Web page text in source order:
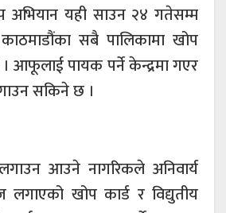
अभियान यही साउन २४ गतेसम्म
सबै पालिकामा खोप
आफूलाई पायक पर्ने केन्द्रमा गएर
सकिने छ ।
आउने नागरिकले अनिवार्य
लगाएको खोप कार्ड र विद्युतीय